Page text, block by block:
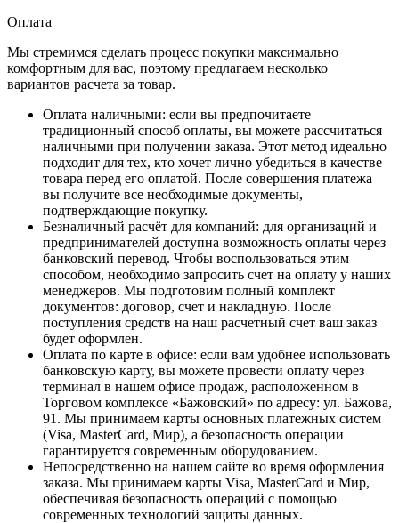
Оплата
Мы стремимся сделать процесс покупки максимально
комфортным для вас, поэтому предлагаем несколько
вариантов расчета за товар.
Оплата наличными: если вы предпочитаете
традиционный способ оплаты, вы можете рассчитаться
наличными при получении заказа. Этот метод идеально
подходит для тех, кто хочет лично убедиться в качестве
товара перед его оплатой. После совершения платежа
вы получите все необходимые документы,
подтверждающие покупку.
Безналичный расчёт для компаний: для организаций и
предпринимателей доступна возможность оплаты через
банковский перевод. Чтобы воспользоваться этим
способом, необходимо запросить счет на оплату у наших
менеджеров. Мы подготовим полный комплект
документов: договор, счет и накладную. После
поступления средств на наш расчетный счет ваш заказ
будет оформлен.
Оплата по карте в офисе: если вам удобнее использовать
банковскую карту, вы можете провести оплату через
терминал в нашем офисе продаж, расположенном в
Торговом комплексе «Бажовский» по адресу: ул. Бажова,
91. Мы принимаем карты основных платежных систем
(Visa, MasterCard, Мир), а безопасность операции
гарантируется современным оборудованием.
Непосредственно на нашем сайте во время оформления
заказа. Мы принимаем карты Visa, MasterCard и Мир,
обеспечивая безопасность операций с помощью
современных технологий защиты данных.